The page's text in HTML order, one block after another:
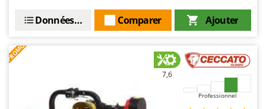
Ajouter
Comparer
Données techniques
PROMO
7,6
Professionnel